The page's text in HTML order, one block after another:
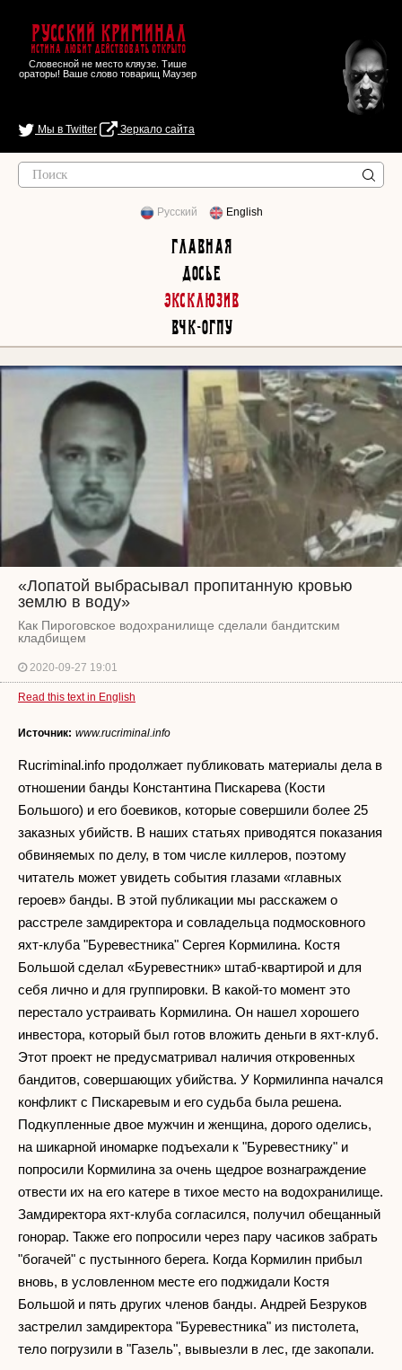
Русский Криминал
Истина любит действовать открыто
Словесной не место кляузе. Тише
ораторы! Ваше слово товарищ Маузер
Мы в Twitter Зеркало сайта
Русский English
Главная
Досье
Эксклюзив
ВЧК-ОГПУ
«Лопатой выбрасывал пропитанную кровью
землю в воду»
Как Пироговское водохранилище сделали бандитским
кладбищем
2020-09-27 19:01
Read this text in English
Источник: www.rucriminal.info
Rucriminal.info продолжает публиковать материалы дела в
отношении банды Константина Пискарева (Кости
Большого) и его боевиков, которые совершили более 25
заказных убийств. В наших статьях приводятся показания
обвиняемых по делу, в том числе киллеров, поэтому
читатель может увидеть события глазами «главных
героев» банды. В этой публикации мы расскажем о
расстреле замдиректора и совладельца подмосковного
яхт-клуба "Буревестника" Сергея Кормилина. Костя
Большой сделал «Буревестник» штаб-квартирой и для
себя лично и для группировки. В какой-то момент это
перестало устраивать Кормилина. Он нашел хорошего
инвестора, который был готов вложить деньги в яхт-клуб.
Этот проект не предусматривал наличия откровенных
бандитов, совершающих убийства. У Кормилинпа начался
конфликт с Пискаревым и его судьба была решена.
Подкупленные двое мужчин и женщина, дорого оделись,
на шикарной иномарке подъехали к "Буревестнику" и
попросили Кормилина за очень щедрое вознаграждение
отвести их на его катере в тихое место на водохранилище.
Замдиректора яхт-клуба согласился, получил обещанный
гонорар. Также его попросили через пару часиков забрать
"богачей" с пустынного берега. Когда Кормилин прибыл
вновь, в условленном месте его поджидали Костя
Большой и пять других членов банды. Андрей Безруков
застрелил замдиректора "Буревестника" из пистолета,
тело погрузили в "Газель", вывыезли в лес, где закопали.